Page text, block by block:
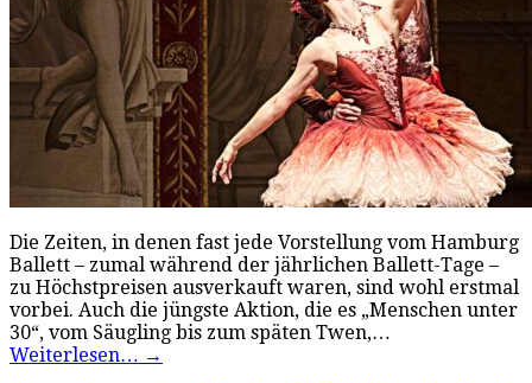
Die Zeiten, in denen fast jede Vorstellung vom Hamburg
Ballett – zumal während der jährlichen Ballett-Tage –
zu Höchstpreisen ausverkauft waren, sind wohl erstmal
vorbei. Auch die jüngste Aktion, die es „Menschen unter
30“, vom Säugling bis zum späten Twen,…
Weiterlesen… →